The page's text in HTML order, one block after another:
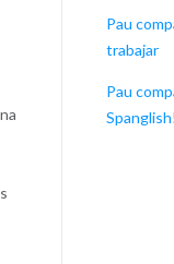
Pau
trabajar
Pau